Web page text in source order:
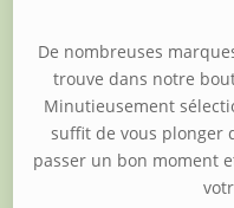
De nombreuses
trouve dans notre
Minutieusement
suffit de vous plonger
passer un bon moment